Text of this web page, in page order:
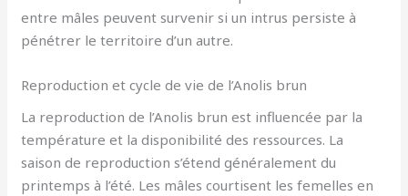
entre mâles peuvent survenir si un intrus persiste à
pénétrer le territoire d’un autre.
Reproduction et cycle de vie de l’Anolis brun
La reproduction de l’Anolis brun est influencée par la
température et la disponibilité des ressources. La
saison de reproduction s’étend généralement du
printemps à l’été. Les mâles courtisent les femelles en